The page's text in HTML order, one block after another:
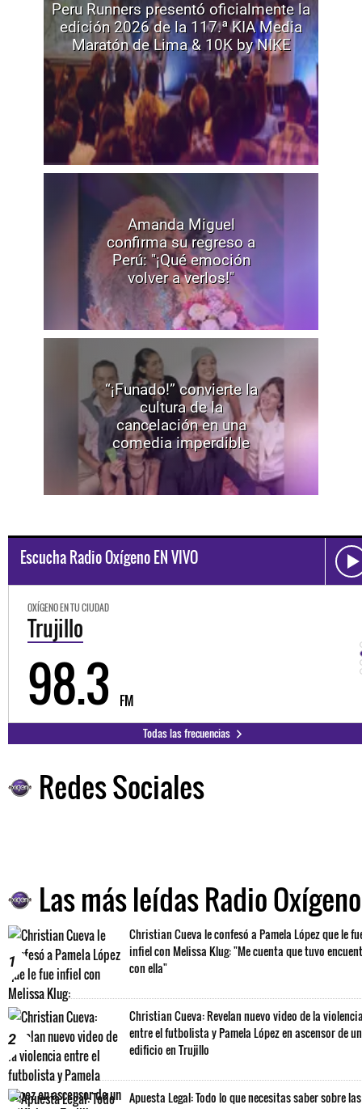
Peru Runners presentó oficialmente la
edición 2026 de la 117.ª KIA Media
Maratón de Lima & 10K by NIKE
Amanda Miguel
confirma su regreso a
Perú: "¡Qué emoción
volver a verlos!"
“¡Funado!” convierte la
cultura de la
cancelación en una
comedia imperdible
Escucha Radio Oxígeno EN VIVO
OXÍGENO EN TU CIUDAD
Trujillo
98.3 FM
Todas las frecuencias
Redes Sociales
Las más leídas Radio Oxígeno
1
Christian Cueva le confesó a Pamela López que le
infiel con Melissa Klug: "Me cuenta que tuvo
con ella"
2
Christian Cueva: Revelan nuevo video de la
entre el futbolista y Pamela López en ascensor de un
edificio en Trujillo
Apuesta Legal: Todo lo que necesitas saber sobre las